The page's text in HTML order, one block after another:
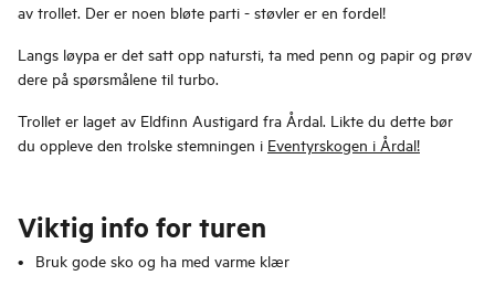
av trollet. Der er noen bløte parti - støvler er en fordel!
Langs løypa er det satt opp natursti, ta med penn og papir og prøv
dere på spørsmålene til turbo.
Trollet er laget av Eldfinn Austigard fra Årdal. Likte du dette bør
du oppleve den trolske stemningen i Eventyrskogen i Årdal!
Viktig info for turen
Bruk gode sko og ha med varme klær